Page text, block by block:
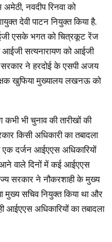
नवदीप रिनवा को
देवी पाटन नियुक्त किया है.
एसके भगत को चित्रकूट रेंज
सत्यनारायण को आईजी
सरकार ने हरदोई के एसपी अजय
खुफिया मुख्यालय लखनऊ को
भी चुनाव की तारीखों की
किसी अधिकारी का तबादला
एक दर्जन आईएएस अधिकारियों
आने वाले दिनों में कई आईएएस
सरकार ने नौकरशाही के मुख्य
मुख्य सचिव नियुक्त किया था और
आईएएस अधिकारियों का तबादला